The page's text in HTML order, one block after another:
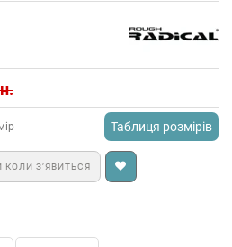
Таблиця розмірів
З’ЯВИТЬСЯ